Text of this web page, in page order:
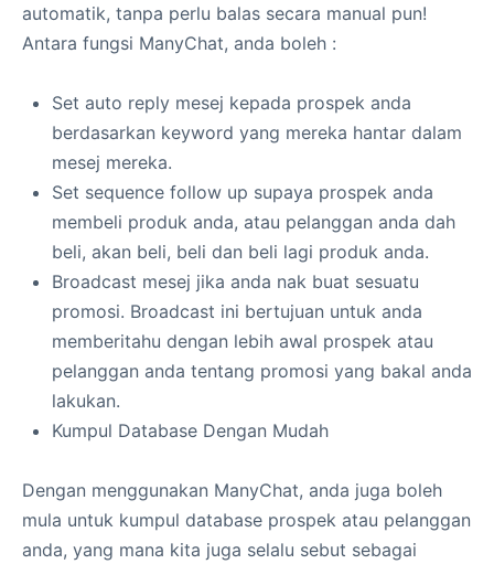
automatik, tanpa perlu balas secara manual pun!
Antara fungsi ManyChat, anda boleh :
Set auto reply mesej kepada prospek anda
berdasarkan keyword yang mereka hantar dalam
mesej mereka.
Set sequence follow up supaya prospek anda
membeli produk anda, atau pelanggan anda dah
beli, akan beli, beli dan beli lagi produk anda.
Broadcast mesej jika anda nak buat sesuatu
promosi. Broadcast ini bertujuan untuk anda
memberitahu dengan lebih awal prospek atau
pelanggan anda tentang promosi yang bakal anda
lakukan.
Kumpul Database Dengan Mudah
Dengan menggunakan ManyChat, anda juga boleh
mula untuk kumpul database prospek atau pelanggan
anda, yang mana kita juga selalu sebut sebagai